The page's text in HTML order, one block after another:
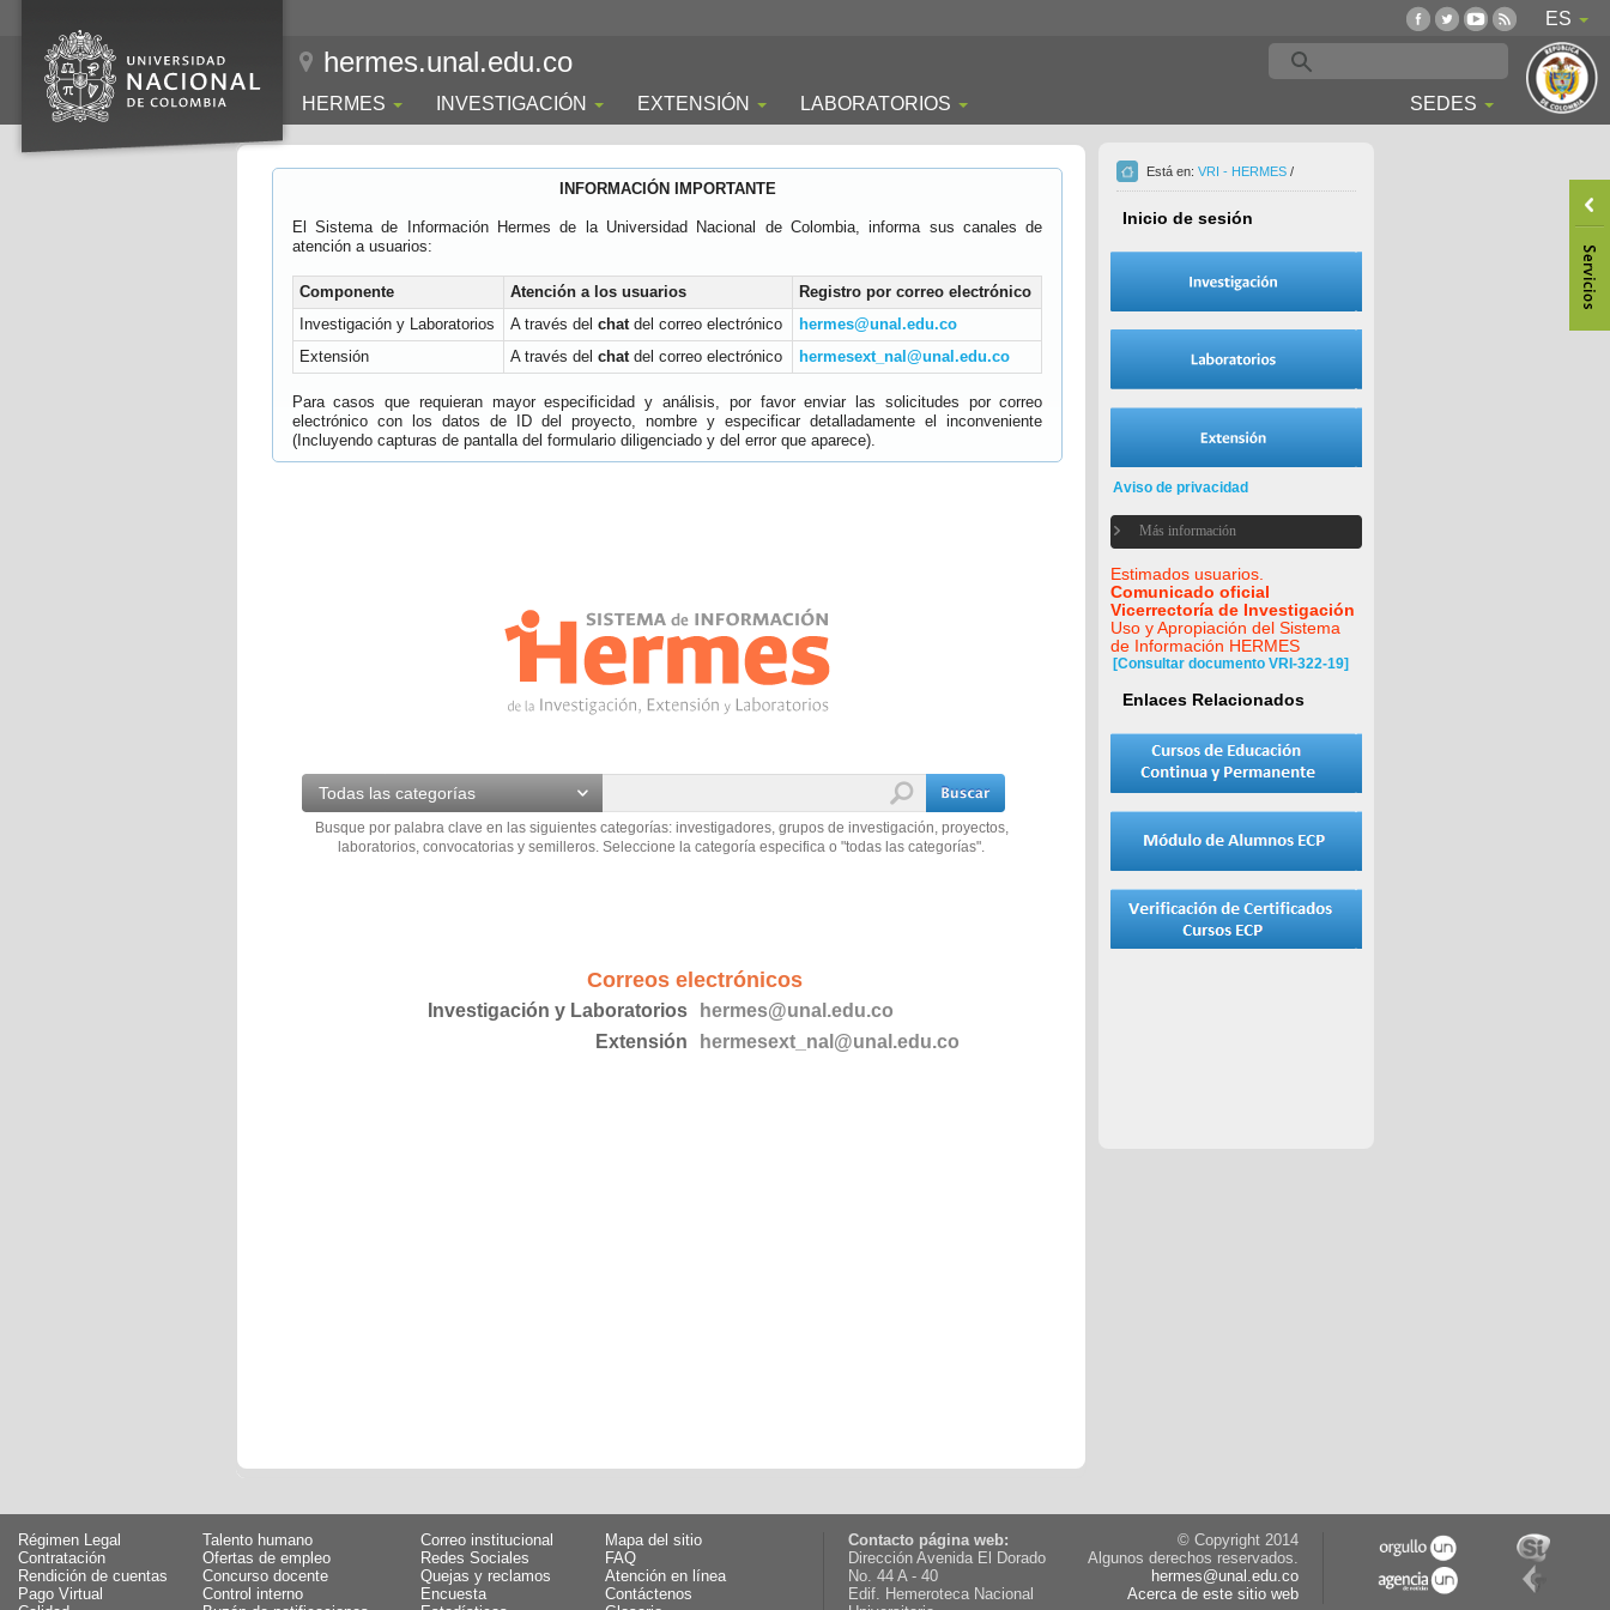
ES
hermes.unal.edu.co
HERMES INVESTIGACIÓN EXTENSIÓN LABORATORIOS SEDES
INFORMACIÓN IMPORTANTE
El Sistema de Información Hermes de la Universidad Nacional de Colombia, informa sus canales de
atención a usuarios:
Componente Atención a los usuarios
Registro por correo electrónico
Investigación y Laboratorios
A través del chatdel correo electrónico
hermes@unal.edu.co
Extensión
A través del chatdel correo electrónico hermesext_nal@unal.edu.co
Para casos que requieran mayor especificidad y análisis, por favor enviar las solicitudes por correo
electrónico con los datos de ID del proyecto, nombre y especificar detalladamente el inconveniente
(Incluyendo capturas de pantalla del formulario diligenciado y del error que aparece).
Todas las categorías
Busque por palabra clave en las siguientes categorías: investigadores, grupos de investigación, proyectos,
laboratorios, convocatorias y semilleros. Seleccione la categoría especifica o "todas las categorías".
Correos electrónicos
Investigación y Laboratorios
hermes@unal.edu.co
Extensión
hermesext_nal@unal.edu.co
Está en: VRI - HERMES /
Inicio de sesión
Aviso de privacidad
Más información
Estimados usuarios.
Comunicado oficial
Vicerrectoría de Investigación
Uso y Apropiación del Sistema
de Información HERMES
[Consultar documento VRI-322-19]
Enlaces Relacionados
Régimen Legal
Talento humano
Contratación
Ofertas de empleo
Rendición de cuentas
Concurso docente
Pago Virtual
Control interno
Correo institucional
Mapa del sitio
Redes Sociales
FAQ
Quejas y reclamos
Atención en línea
Encuesta
Contáctenos
Contacto página web:
Dirección Avenida El Dorado
No. 44 A - 40
Edif. Hemeroteca Nacional
© Copyright 2014
Algunos derechos reservados.
hermes@unal.edu.co
Acerca de este sitio web